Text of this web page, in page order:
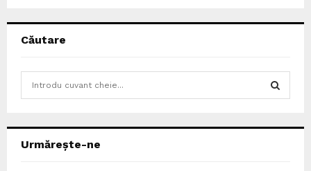
Căutare
h
Urmărește-ne